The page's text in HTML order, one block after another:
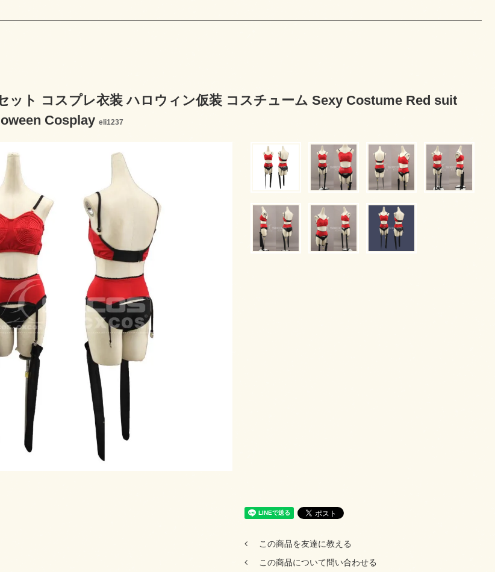
ット コスプレ衣装 ハロウィン仮装 コスチューム Sexy Costume Red suit
Cosplay eli1237
この商品を友達に教える
この商品について問い合わせる